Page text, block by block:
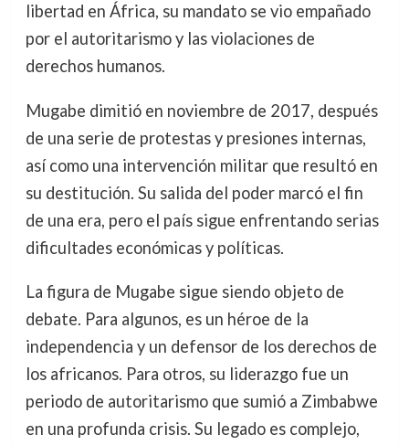
libertad en África, su mandato se vio empañado
por el autoritarismo y las violaciones de
derechos humanos.
Mugabe dimitió en noviembre de 2017, después
de una serie de protestas y presiones internas,
así como una intervención militar que resultó en
su destitución. Su salida del poder marcó el fin
de una era, pero el país sigue enfrentando serias
dificultades económicas y políticas.
La figura de Mugabe sigue siendo objeto de
debate. Para algunos, es un héroe de la
independencia y un defensor de los derechos de
los africanos. Para otros, su liderazgo fue un
periodo de autoritarismo que sumió a Zimbabwe
en una profunda crisis. Su legado es complejo,